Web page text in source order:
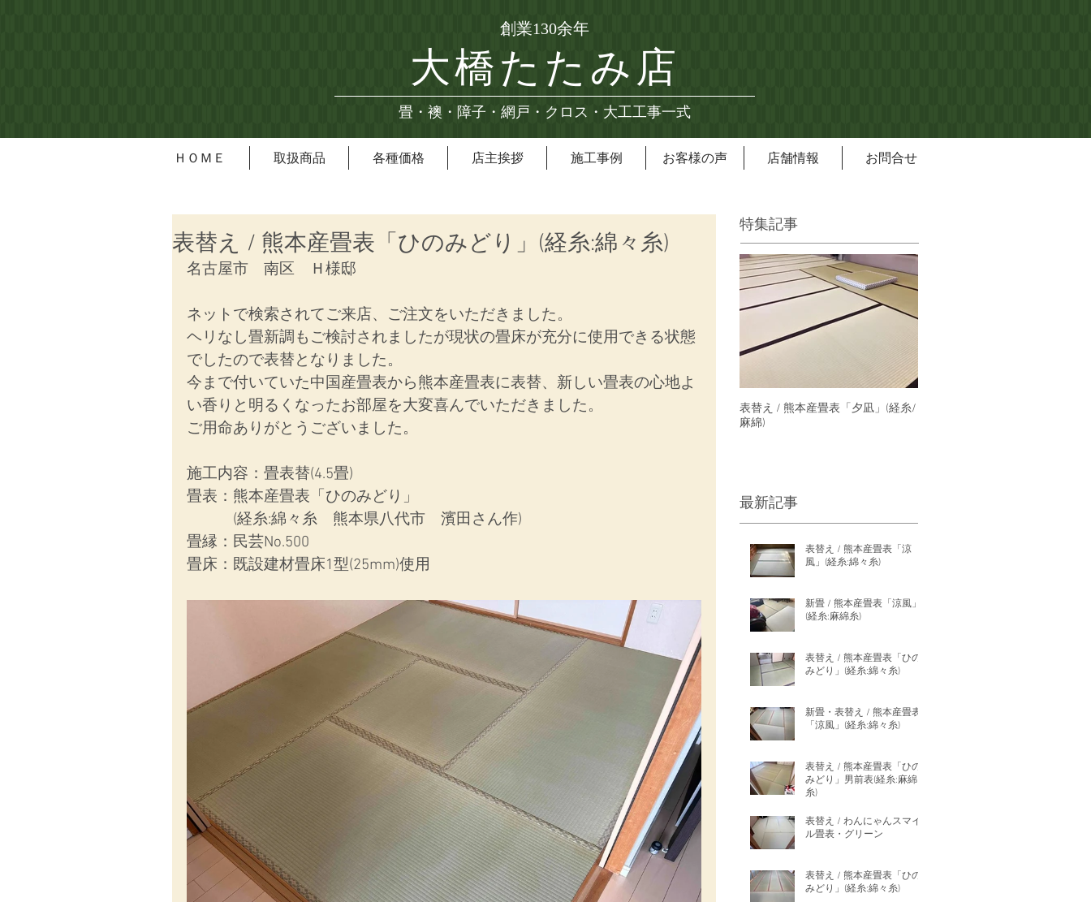
創業130余年
大橋たたみ店
畳・襖・障子・網戸・クロス・大工工事一式
ＨＯＭＥ 取扱商品 各種価格 店主挨拶 施工事例 お客様の声 店舗情報 お問合せ
表替え / 熊本産畳表「ひのみどり」(経糸:綿々糸)
名古屋市　南区　Ｈ様邸
ネットで検索されてご来店、ご注文をいただきました。
ヘリなし畳新調もご検討されましたが現状の畳床が充分に使用できる状態
でしたので表替となりました。
今まで付いていた中国産畳表から熊本産畳表に表替、新しい畳表の心地よ
い香りと明るくなったお部屋を大変喜んでいただきました。
ご用命ありがとうございました。
施工内容：畳表替(4.5畳)
畳表：熊本産畳表「ひのみどり」
(経糸:綿々糸　熊本県八代市　濱田さん作)
畳縁：民芸No.500
畳床：既設建材畳床1型(25mm)使用
特集記事
表替え / 熊本産畳表「夕凪」(経糸/
麻綿)
最新記事
表替え / 熊本産畳表「涼
風」(経糸:綿々糸)
新畳 / 熊本産畳表「涼風」
(経糸:麻綿糸)
表替え / 熊本産畳表「ひの
みどり」(経糸:綿々糸)
新畳・表替え / 熊本産畳表
「涼風」(経糸:綿々糸)
表替え / 熊本産畳表「ひの
みどり」男前表(経糸:麻綿
糸)
表替え / わんにゃんスマイ
ル畳表・グリーン
表替え / 熊本産畳表「ひの
みどり」(経糸:綿々糸)